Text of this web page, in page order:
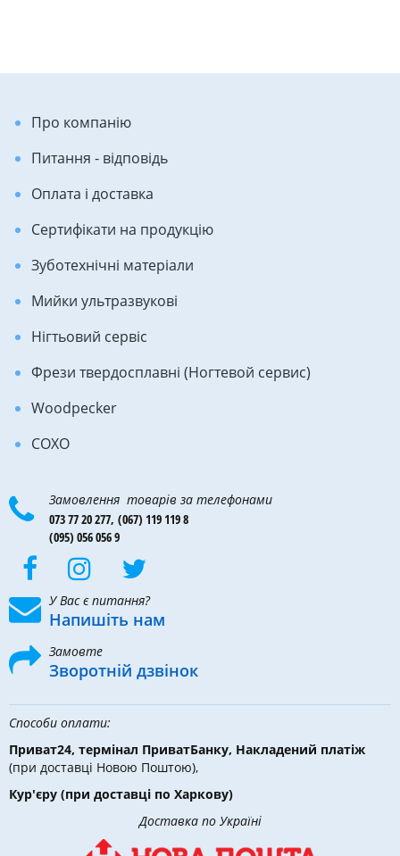
Про компанію
Питання - відповідь
Оплата і доставка
Сертифікати на продукцію
Зуботехнічні матеріали
Мийки ультразвукові
Нігтьовий сервіс
Фрези твердосплавні (Ногтевой сервис)
Woodpecker
COXO
Замовлення товарів за телефонами
073 77 20 277, (067) 119 119 8
(095) 056 056 9
У Вас є питання?
Напишіть нам
Замовте
Зворотній дзвінок
Способи оплати:
Приват24, термінал ПриватБанку, Накладений платіж
(при доставці Новою Поштою),
Кур'єру (при доставці по Харкову)
Доставка по Україні